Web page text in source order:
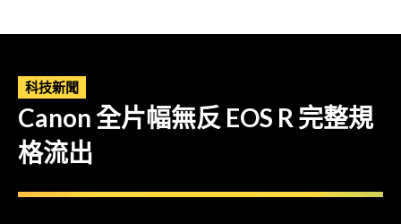
科技新聞
Canon 全片幅無反 EOS R 完整規
格流出